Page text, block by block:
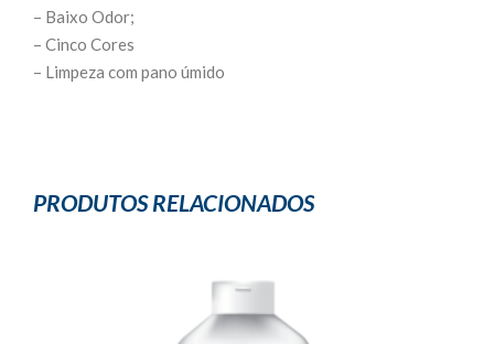
– Baixo Odor;
– Cinco Cores
– Limpeza com pano úmido
PRODUTOS RELACIONADOS